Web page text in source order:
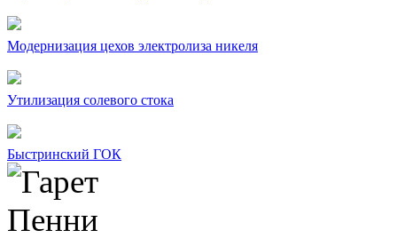
Модернизация цехов электролиза никеля
Утилизация солевого стока
Быстринский ГОК